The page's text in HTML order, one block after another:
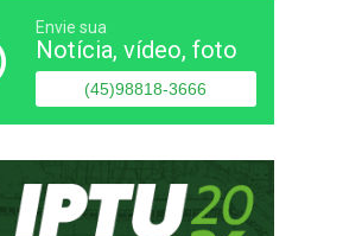
Envie sua
Notícia, vídeo, foto
(45)98818-3666